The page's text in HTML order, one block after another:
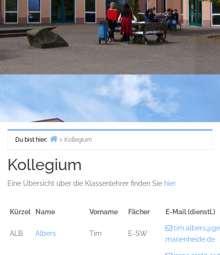
Du bist hier:
Kollegium
Kollegium
Eine Übersicht über die Klassenlehrer finden Sie hier.
Kürzel Name Vorname Fächer E-Mail (dienstl.)
ALB Albers Tim E-SW
marienheide.de